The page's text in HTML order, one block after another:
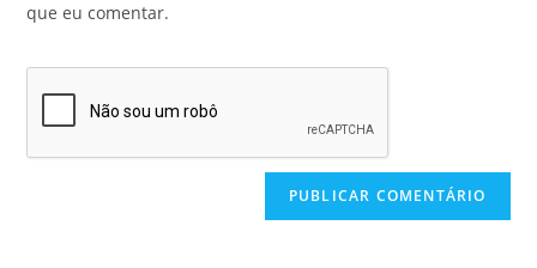
que eu comentar.